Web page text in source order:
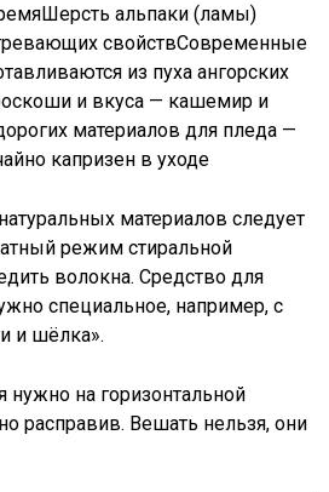
альпаки (ламы)
свойствСовременные
из пуха ангорских
и вкуса — кашемир и
материалов для пледа —
капризен в уходе
материалов следует
режим стиральной
волокна. Средство для
специальное, например, с
и шёлка».
нужно на горизонтальной
расправив. Вешать нельзя, они